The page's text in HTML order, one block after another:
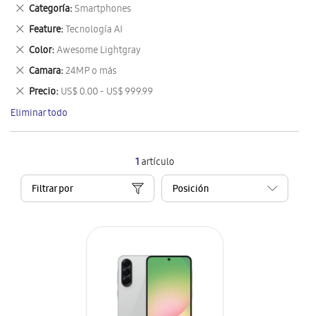
1artículo
Filtrar por
Categoría Smartphones
Eliminar
este
artículo
Feature Tecnología AI
Eliminar
este
artículo
Color Awesome Lightgray
Eliminar
este
artículo
Camara 24MP o más
Eliminar
este
artículo
Precio US$ 0.00 - US$ 999.99
Eliminar
este
artículo
Eliminar todo